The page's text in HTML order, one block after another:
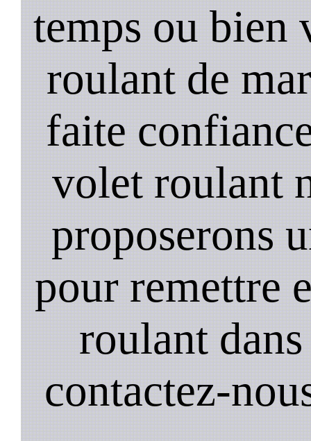
temps ou bien
roulant de
faite
volet roulant
proposerons
pour remettre
roulant
contactez-